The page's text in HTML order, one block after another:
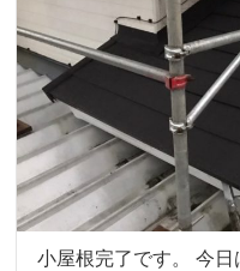
小屋根完了です。 今日